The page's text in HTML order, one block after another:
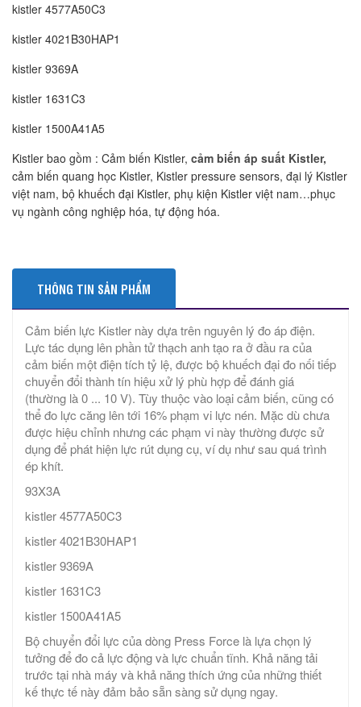
kistler 4577A50C3
kistler 4021B30HAP1
kistler 9369A
kistler 1631C3
kistler 1500A41A5
Kistler bao gồm : Cảm biến Kistler, cảm biến áp suất Kistler,
cảm biến quang học Kistler, Kistler pressure sensors, đại lý Kistler
việt nam, bộ khuếch đại Kistler, phụ kiện Kistler việt nam…phục
vụ ngành công nghiệp hóa, tự động hóa.
THÔNG TIN SẢN PHẨM
Cảm biến lực Kistler này dựa trên nguyên lý đo áp điện.
Lực tác dụng lên phần tử thạch anh tạo ra ở đầu ra của
cảm biến một điện tích tỷ lệ, được bộ khuếch đại đo nối tiếp
chuyển đổi thành tín hiệu xử lý phù hợp để đánh giá
(thường là 0 ... 10 V). Tùy thuộc vào loại cảm biến, cũng có
thể đo lực căng lên tới 16% phạm vi lực nén. Mặc dù chưa
được hiệu chỉnh nhưng các phạm vi này thường được sử
dụng để phát hiện lực rút dụng cụ, ví dụ như sau quá trình
ép khít.
93X3A
kistler 4577A50C3
kistler 4021B30HAP1
kistler 9369A
kistler 1631C3
kistler 1500A41A5
Bộ chuyển đổi lực của dòng Press Force là lựa chọn lý
tưởng để đo cả lực động và lực chuẩn tĩnh. Khả năng tải
trước tại nhà máy và khả năng thích ứng của những thiết
kế thực tế này đảm bảo sẵn sàng sử dụng ngay.